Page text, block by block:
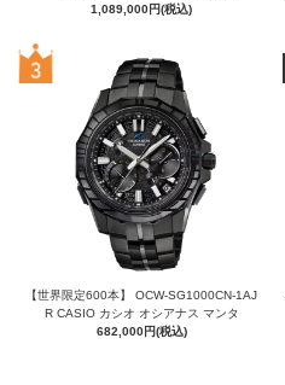
1,089,000円(税込)
【世界限定600本】 OCW-SG1000CN-1AJ
R CASIO カシオ オシアナス マンタ
682,000円(税込)